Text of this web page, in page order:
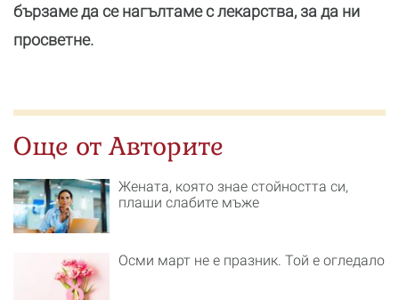
бързаме да се нагълтаме с лекарства, за да ни
просветне.
Още от Авторите
Жената, която знае стойността си,
плаши слабите мъже
Осми март не е празник. Той е огледало